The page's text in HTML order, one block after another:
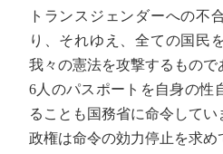
トランスジェンダーへの不
り、それゆえ、全ての国民
我々の憲法を攻撃するもので
6人のパスポートを自身の性
ることも国務省に命令して
政権は命令の効力停止を求